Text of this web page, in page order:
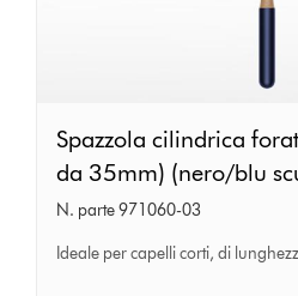
cilindrica
forata
Dyson
(cilindro
Spazzola cilindrica
da 35mm) (nero/blu
N. parte 971060-03
Ideale per capelli corti, di